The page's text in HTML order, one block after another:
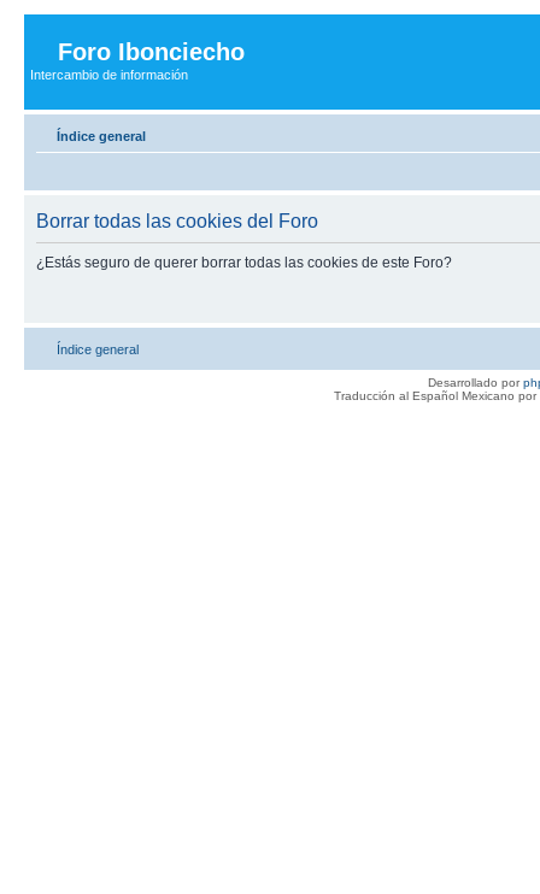
Foro Ibonciecho
Intercambio de información
Índice general
Borrar todas las cookies del Foro
¿Estás seguro de querer borrar todas las cookies de este Foro?
Índice general
Desarrollado por
Traducción al Español Mexicano por